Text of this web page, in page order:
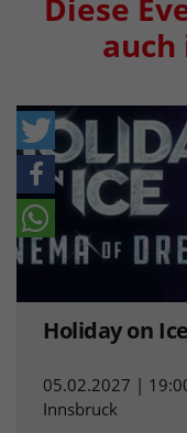
Diese
Holiday on
05.02.2027 |
Innsbruck